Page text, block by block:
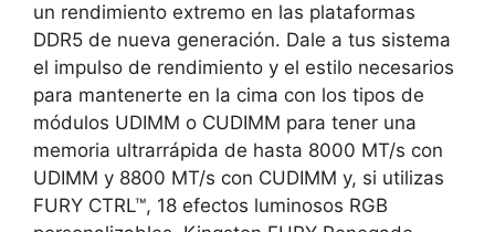
un rendimiento extremo en las plataformas
DDR5 de nueva generación. Dale a tus sistema
el impulso de rendimiento y el estilo necesarios
para mantenerte en la cima con los tipos de
módulos UDIMM o CUDIMM para tener una
memoria ultrarrápida de hasta 8000 MT/s con
UDIMM y 8800 MT/s con CUDIMM y, si utilizas
FURY CTRL™, 18 efectos luminosos RGB